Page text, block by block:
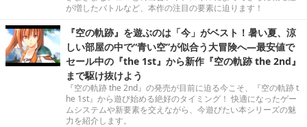
が増したバトルなど、本作の注目の要素に迫ります！
『空の軌跡』を遊ぶのは「今」がベスト！暑い夏、涼
しい部屋の中で“青い空”が似合う大冒険へ―最安値で
セール中の『the 1st』から新作『空の軌跡 the 2nd』
まで駆け抜けよう
『空の軌跡 the 2nd』の発売が目前に迫る今こそ、『空の軌跡 t
he 1st』から遊び始める絶好のタイミング！ 快適になったゲー
ムシステムや新要素を交えながら、今遊びたい本シリーズの魅
力を紹介します。